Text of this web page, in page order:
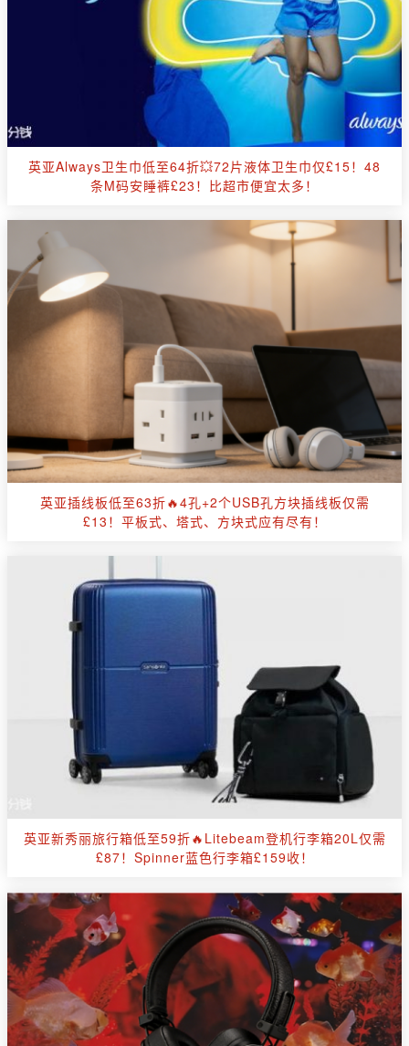
英亚Always卫生巾低至64折💥72片液体卫生巾仅£15！48
条M码安睡裤£23！比超市便宜太多！
英亚插线板低至63折🔥4孔+2个USB孔方块插线板仅需
£13！平板式、塔式、方块式应有尽有！
英亚新秀丽旅行箱低至59折🔥Litebeam登机行李箱20L仅需
£87！Spinner蓝色行李箱£159收！